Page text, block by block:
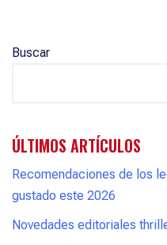
Buscar
ÚLTIMOS ARTÍCULOS
Recomendaciones de los
gustado este 2026
Novedades editoriales